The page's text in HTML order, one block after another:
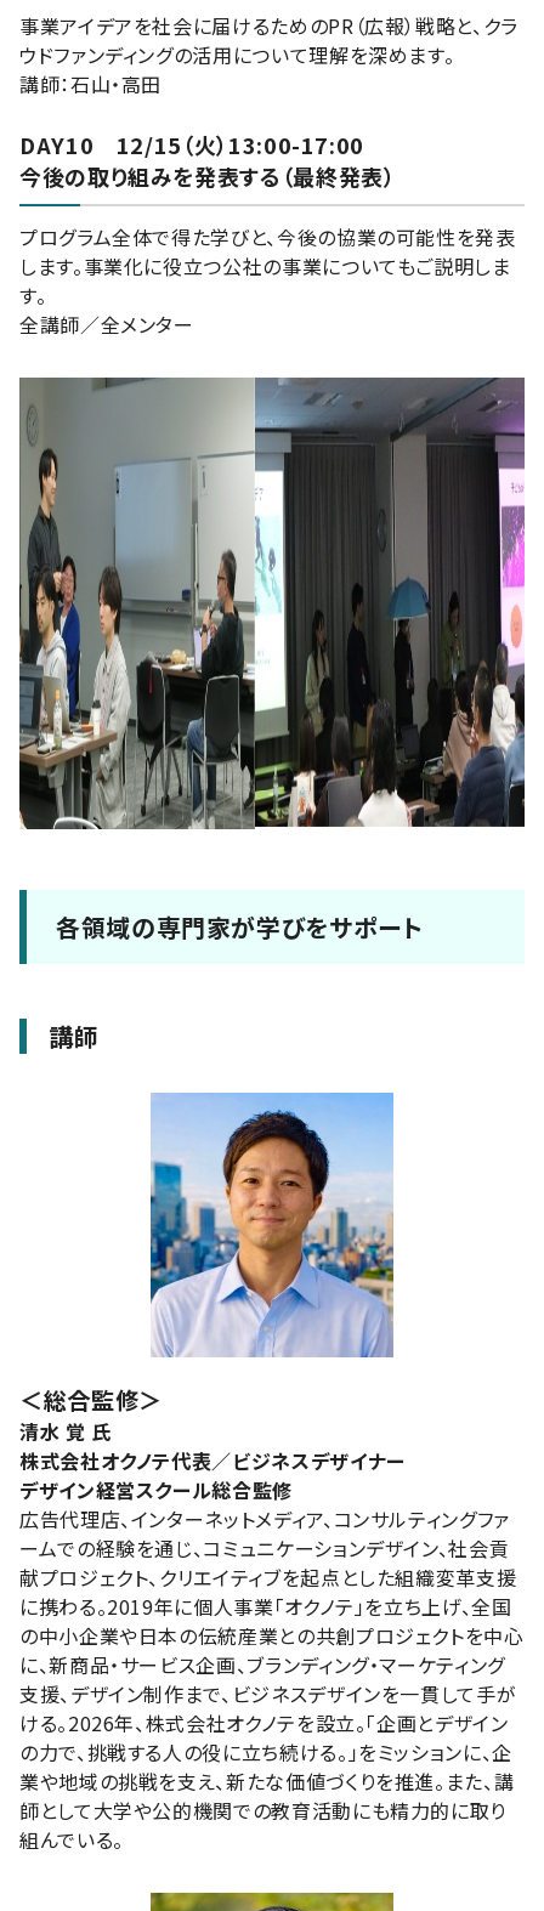
事業アイデアを社会に届けるためのPR（広報）戦略と、クラ
ウドファンディングの活用について理解を深めます。
講師：石山・高田
DAY10 12/15（火）13:00-17:00
今後の取り組みを発表する（最終発表）
プログラム全体で得た学びと、今後の協業の可能性を発表
します。事業化に役立つ公社の事業についてもご説明しま
す。
全講師／全メンター
各領域の専門家が学びをサポート
講師
＜総合監修＞
清水 覚 氏
株式会社オクノテ代表／ビジネスデザイナー
デザイン経営スクール総合監修
広告代理店、インターネットメディア、コンサルティングファ
ームでの経験を通じ、コミュニケーションデザイン、社会貢
献プロジェクト、クリエイティブを起点とした組織変革支援
に携わる。2019年に個人事業「オクノテ」を立ち上げ、全国
の中小企業や日本の伝統産業との共創プロジェクトを中心
に、新商品・サービス企画、ブランディング・マーケティング
支援、デザイン制作まで、ビジネスデザインを一貫して手が
ける。2026年、株式会社オクノテを設立。「企画とデザイン
の力で、挑戦する人の役に立ち続ける。」をミッションに、企
業や地域の挑戦を支え、新たな価値づくりを推進。また、講
師として大学や公的機関での教育活動にも精力的に取り
組んでいる。